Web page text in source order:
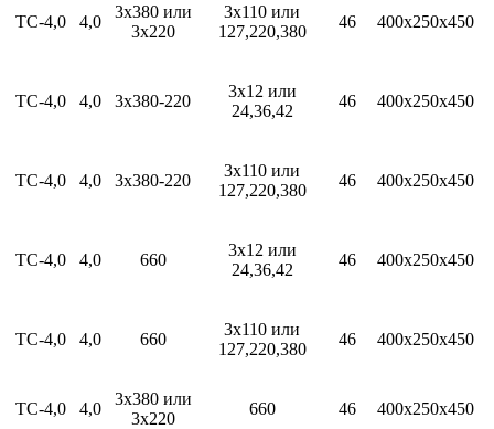
ТС-4,0 4,0
3х380 или
3х220
3х110 или
127,220,380
46 400х250х450
ТС-4,0 4,0 3х380-220
3х12 или
24,36,42
46 400х250х450
ТС-4,0 4,0 3х380-220
3х110 или
127,220,380
46 400х250х450
ТС-4,0 4,0 660
3х12 или
24,36,42
46 400х250х450
ТС-4,0 4,0 660
3х110 или
127,220,380
46 400х250х450
ТС-4,0 4,0
3х380 или
3х220
660 46 400х250х450